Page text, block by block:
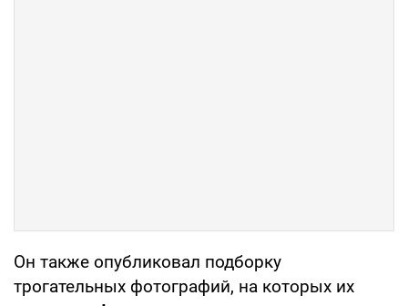
Он также опубликовал подборку
трогательных фотографий, на которых их